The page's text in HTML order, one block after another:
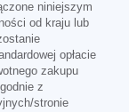
niniejszym
od kraju lub
opłacie
zakupu
z
stronie